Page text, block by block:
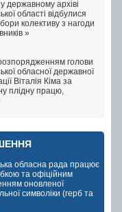
державному архіві
області відбулися
колективу з нагоди
»
голови
обласної державної
Віталія Кіма за
плідну працю,
обласна рада працює
та офіційним
оновленої
символіки (герб та